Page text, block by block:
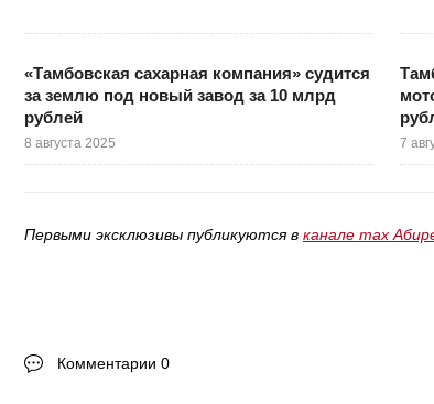
«Тамбовская сахарная компания» судится
за землю под новый завод за 10 млрд
рублей
8 августа 2025 7
Первыми эксклюзивы публикуются в канале max
Комментарии 0